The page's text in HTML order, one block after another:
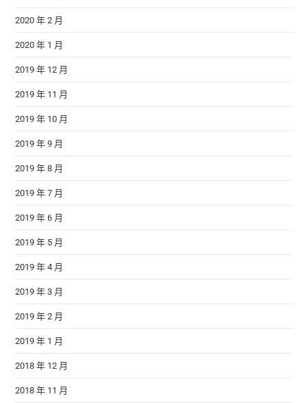
2020 年 2 月
2020 年 1 月
2019 年 12 月
2019 年 11 月
2019 年 10 月
2019 年 9 月
2019 年 8 月
2019 年 7 月
2019 年 6 月
2019 年 5 月
2019 年 4 月
2019 年 3 月
2019 年 2 月
2019 年 1 月
2018 年 12 月
2018 年 11 月